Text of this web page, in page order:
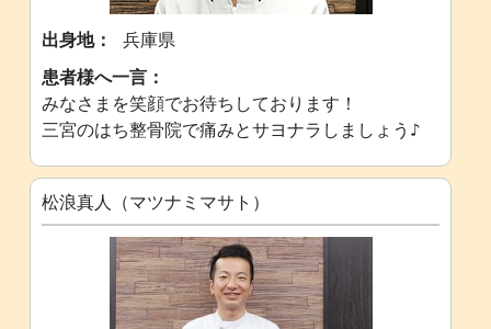
出身地：
兵庫県
患者様へ一言：
みなさまを笑顔でお待ちしております！
三宮のはち整骨院で痛みとサヨナラしましょう♪
松浪真人（マツナミマサト）